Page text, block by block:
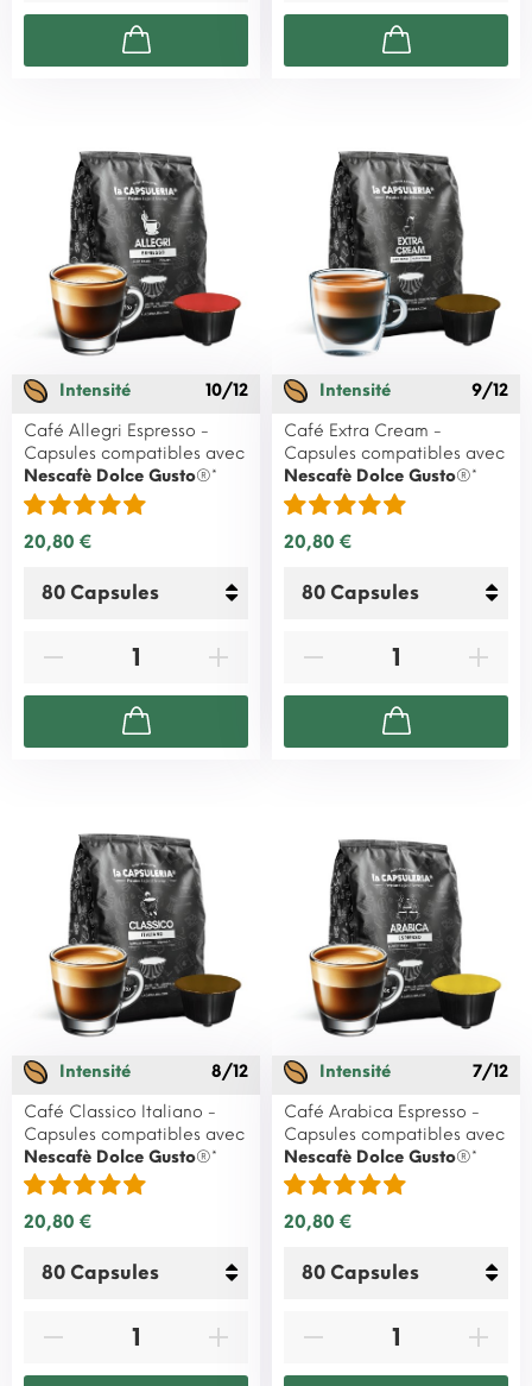
Intensité
10/12
Café Allegri Espresso -
Capsules compatibles avec
Nescafè Dolce Gusto®*
20,80 €
Intensité
9/12
Café Extra Cream -
Capsules compatibles avec
Nescafè Dolce Gusto®*
20,80 €
Intensité
8/12
Café Classico Italiano -
Capsules compatibles avec
Nescafè Dolce Gusto®*
20,80 €
Intensité
7/12
Café Arabica Espresso -
Capsules compatibles avec
Nescafè Dolce Gusto®*
20,80 €